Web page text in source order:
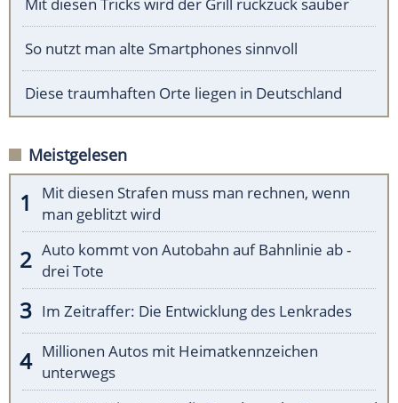
So nutzt man alte Smartphones sinnvoll
Diese traumhaften Orte liegen in Deutschland
Meistgelesen
Mit diesen Strafen muss man rechnen, wenn
man geblitzt wird
Auto kommt von Autobahn auf Bahnlinie ab -
drei Tote
Im Zeitraffer: Die Entwicklung des Lenkrades
Millionen Autos mit Heimatkennzeichen
unterwegs